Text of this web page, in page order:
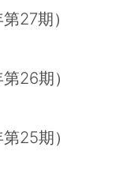
27期）
26期）
25期）